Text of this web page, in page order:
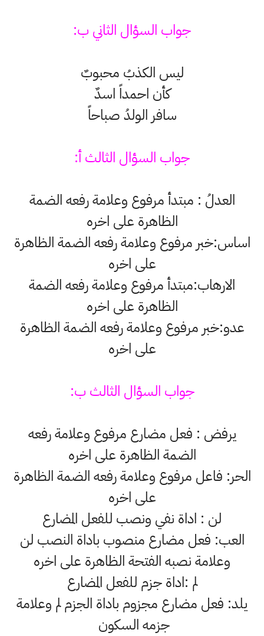
جواب السؤال الثاني ب:
ليس الكذبُ محبوبٌ
كأن احمداً اسدٌ
سافر الولدُ صباحاً
جواب السؤال الثالث أ:
العدلُ : مبتدأ مرفوع وعلامة رفعه الضمة
الظاهرة على اخره
اساس:خبر مرفوع وعلامة رفعه الضمة الظاهرة
على اخره
الارهاب:مبتدأ مرفوع وعلامة رفعه الضمة
الظاهرة على اخره
عدو:خبر مرفوع وعلامة رفعه الضمة الظاهرة
على اخره
جواب السؤال الثالث ب:
يرفض : فعل مضارع مرفوع وعلامة رفعه
الضمة الظاهرة على اخره
الحر: فاعل مرفوع وعلامة رفعه الضمة الظاهرة
على اخره
لن : اداة نفي ونصب للفعل المضارع
العب: فعل مضارع منصوب باداة النصب لن
وعلامة نصبه الفتحة الظاهرة على اخره
لم :اداة جزم للفعل المضارع
يلد: فعل مضارع مجزوم باداة الجزم لم وعلامة
جزمه السكون